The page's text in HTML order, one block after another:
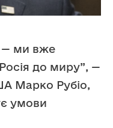
— ми вже
до миру”, —
Марко Рубіо,
умови